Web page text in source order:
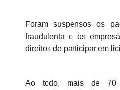
Foram suspensos os
fraudulenta e os
direitos de participar em
Ao todo, mais de 70